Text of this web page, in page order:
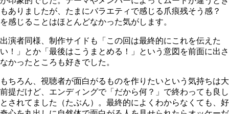
もありましたが、たまにバラエティで感じる爪痕残そう感？
を感じることはほとんどなかった気がします。
出演者同様、制作サイドも「この回は最終的にこれを伝えた
い！」とか「最後はこうまとめる！」という意図を前面に出さ
なかったところも好きでした。
もちろん、視聴者が面白がるものを作りたいという気持ちは大
前提だけど、エンディングで「だから何？」で終わっても良し
とされてました（たぶん）。最終的によくわからなくても、好